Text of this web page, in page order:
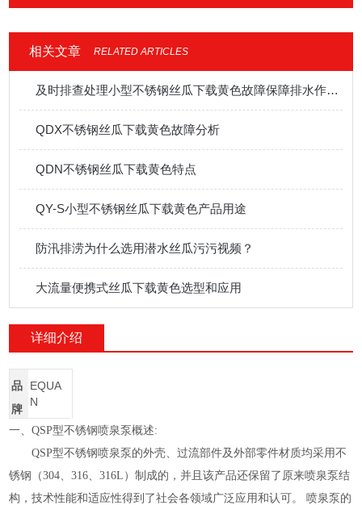
相关文章 RELATED ARTICLES
及时排查处理小型不锈钢丝瓜下载黄色故障保障排水作业稳定开展
QDX不锈钢丝瓜下载黄色故障分析
QDN不锈钢丝瓜下载黄色特点
QY-S小型不锈钢丝瓜下载黄色产品用途
防汛排涝为什么选用潜水丝瓜污污视频？
大流量便携式丝瓜下载黄色选型和应用
详细介绍
品
牌
EQUA
N
一、QSP型不锈钢喷泉泵概述:
QSP型不锈钢喷泉泵的外壳、过流部件及外部零件材质均采用不
锈钢（304、316、316L ）制成的，并且该产品还保留了原来喷泉泵结
构，技术性能和适应性得到了社会各领域广泛应用和认可。
喷泉泵的